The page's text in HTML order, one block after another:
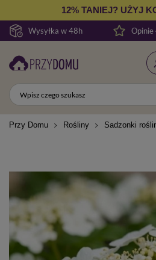
Wysyłka w 48h
12% TANIEJ? UŻYJ
Przy Domu Rośliny Sadzonki